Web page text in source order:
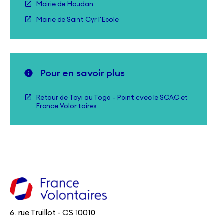
Mairie de Houdan
Mairie de Saint Cyr l'Ecole
Pour en savoir plus
Retour de Toyi au Togo - Point avec le SCAC et
France Volontaires
6, rue Truillot - CS 10010